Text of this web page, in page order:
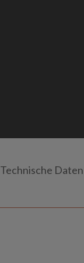
Technische Daten